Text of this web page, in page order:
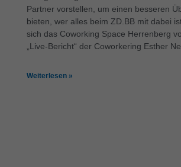
Partner vorstellen, um einen besseren
bieten, wer alles beim ZD.BB mit dabei
sich das Coworking Space Herrenberg
„Live-Bericht“ der Coworkering Esther
Weiterlesen »
verwendet, um personalisierte Werbung
dies, indem sie Besucher über Websites
Cookie-Informationen